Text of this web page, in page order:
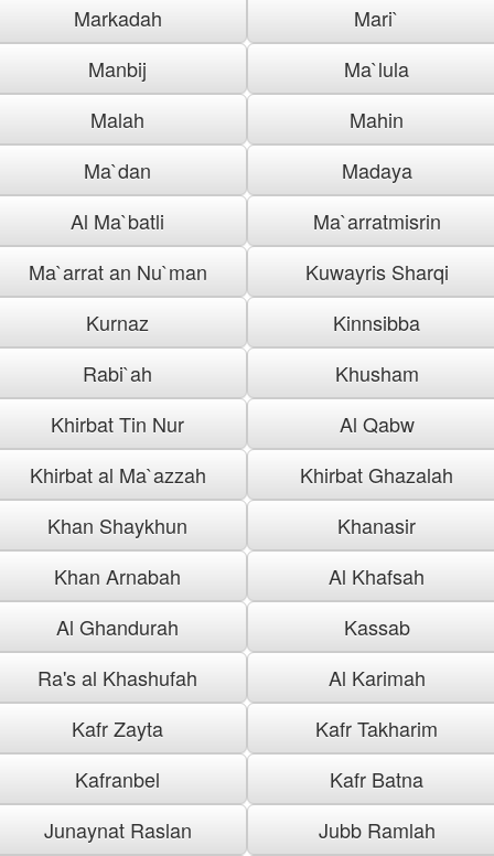
Markadah
Mari`
Manbij
Ma`lula
Malah
Mahin
Ma`dan
Madaya
Al Ma`batli
Ma`arratmisrin
Ma`arrat an Nu`man
Kuwayris Sharqi
Kurnaz
Kinnsibba
Rabi`ah
Khusham
Khirbat Tin Nur
Al Qabw
Khirbat al Ma`azzah
Khirbat Ghazalah
Khan Shaykhun
Khanasir
Khan Arnabah
Al Khafsah
Al Ghandurah
Kassab
Ra's al Khashufah
Al Karimah
Kafr Zayta
Kafr Takharim
Kafranbel
Kafr Batna
Junaynat Raslan
Jubb Ramlah